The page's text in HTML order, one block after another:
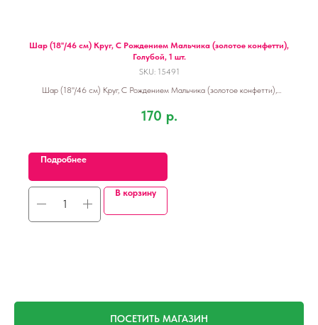
Шар (18''/46 см) Круг, С Рождением Мальчика (золотое конфетти),
Голубой, 1 шт.
SKU: 15491
Шар (18''/46 см) Круг, С Рождением Мальчика (золотое конфетти),
170 р.
Подробнее
В корзину
ПОСЕТИТЬ МАГАЗИН